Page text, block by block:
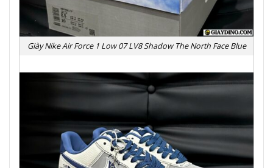
Giày Nike Air Force 1 Low 07 LV8 Shadow The North Face Blue